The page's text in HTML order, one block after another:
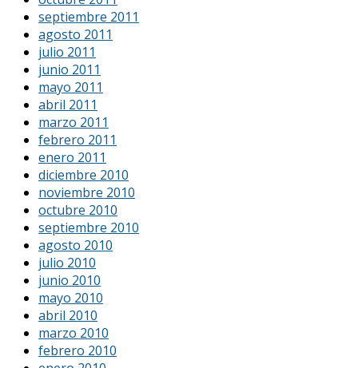
septiembre 2011
agosto 2011
julio 2011
junio 2011
mayo 2011
abril 2011
marzo 2011
febrero 2011
enero 2011
diciembre 2010
noviembre 2010
octubre 2010
septiembre 2010
agosto 2010
julio 2010
junio 2010
mayo 2010
abril 2010
marzo 2010
febrero 2010